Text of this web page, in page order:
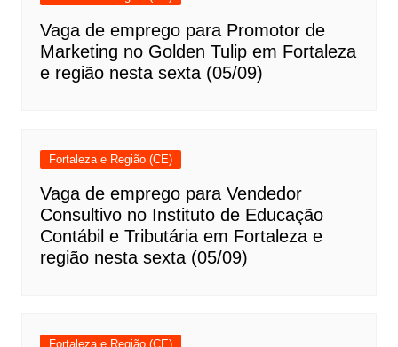
Vaga de emprego para Promotor de
Marketing no Golden Tulip em Fortaleza
e região nesta sexta (05/09)
Fortaleza e Região (CE)
Vaga de emprego para Vendedor
Consultivo no Instituto de Educação
Contábil e Tributária em Fortaleza e
região nesta sexta (05/09)
Fortaleza e Região (CE)